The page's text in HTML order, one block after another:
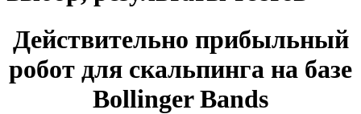
Действительно прибыльный
робот для скальпинга на базе
Bollinger Bands